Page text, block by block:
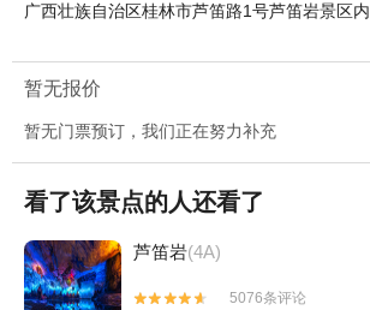
广西壮族自治区桂林市芦笛路1号芦笛岩景区内
暂无报价
暂无门票预订，我们正在努力补充
看了该景点的人还看了
芦笛岩(4A)


5076条评论